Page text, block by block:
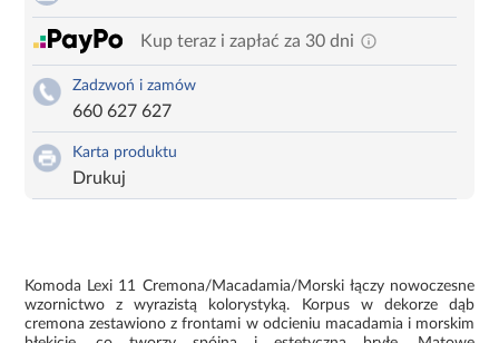
Kup teraz i zapłać za 30 dni
Zadzwoń i zamów
660 627 627
Karta produktu
Drukuj
Komoda Lexi 11 Cremona/Macadamia/Morski łączy nowoczesne
wzornictwo z wyrazistą kolorystyką. Korpus w dekorze dąb
cremona zestawiono z frontami w odcieniu macadamia i morskim